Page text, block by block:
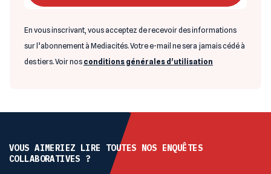
En vous inscrivant, vous acceptez de recevoir des informations
sur l’abonnement à Mediacités. Votre e-mail ne sera jamais cédé à
des tiers. Voir nos conditions générales d’utilisation
VOUS AIMERIEZ LIRE TOUTES NOS ENQUÊTES
COLLABORATIVES ?